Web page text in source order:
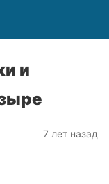
и
7 лет назад